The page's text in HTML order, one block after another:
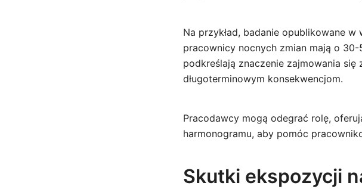
Na przykład, badanie opublikowane
pracownicy nocnych zmian mają o
podkreślają znaczenie zajmowania
długoterminowym konsekwencjom.
Pracodawcy mogą odegrać rolę,
harmonogramu, aby pomóc
Skutki ekspozycji